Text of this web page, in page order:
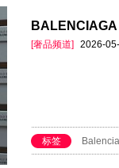
[奢品频道] 2026-
标签